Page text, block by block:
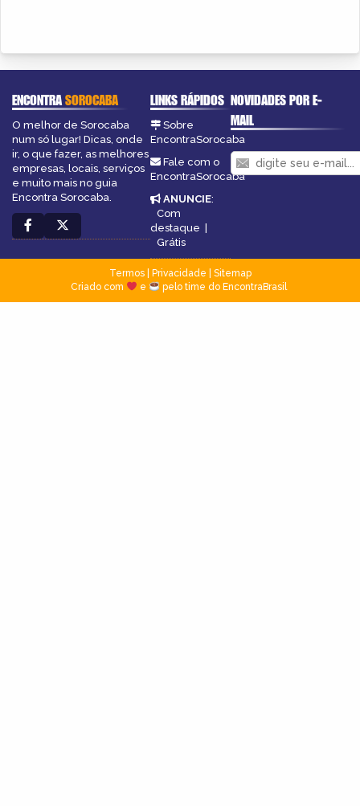
ENCONTRASOROCABA
O melhor de Sorocaba
num só lugar! Dicas, onde
ir, o que fazer, as melhores
empresas, locais, serviços
e muito mais no guia
Encontra Sorocaba.
LINKS RÁPIDOS
Sobre
EncontraSorocaba
Fale com o
EncontraSorocaba
ANUNCIE:
Com
destaque |
Grátis
NOVIDADES POR E-
MAIL
Termos| Privacidade
Sitemap
Criado com
e pelo time do EncontraBrasil